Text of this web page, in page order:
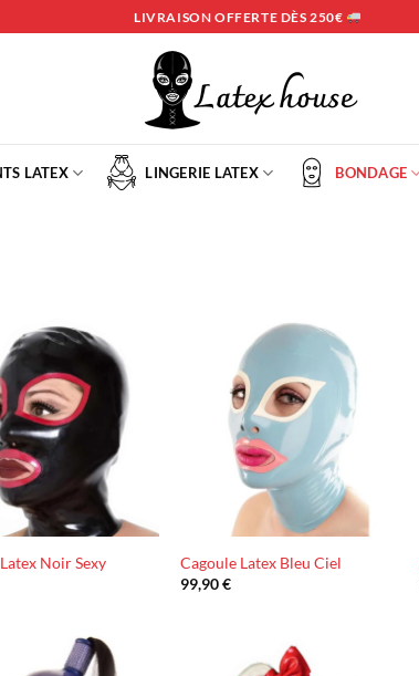
LIVRAISON OFFERTE DÈS 250€
LATEX LINGERIE LATEX BONDAGE
Ajouter
à la liste
d’envies
Noir Sexy
Ajouter
d’envies
Cagoule Latex Bleu Ciel
99,90€